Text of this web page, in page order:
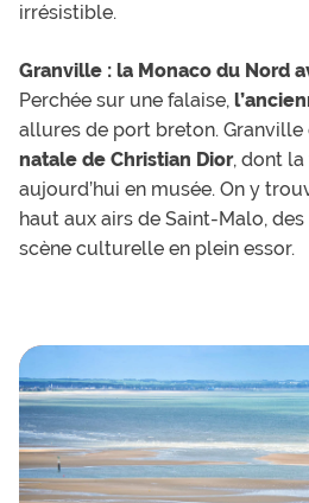
irrésistible.
Granville : la Monaco du Nord
Perchée sur une falaise,
allures de port breton. Granville
natale de Christian Dior, dont
aujourd’hui en musée. On y
haut aux airs de Saint-Malo,
scène culturelle en plein essor.